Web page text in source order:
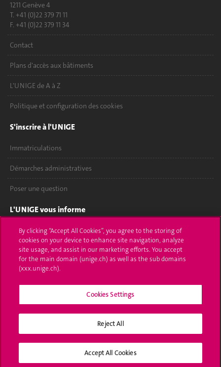
1211 Genève 4
T. +41 (0)22 379 71 11
F. +41 (0)22 379 11 34
Contact
Plans d'accès aux bâtiments
L'UNIGE de A à Z
Politique et configuration des cookies
S'inscrire à l'UNIGE
Immatriculations
Démarches administratives
Poser une question
L'UNIGE vous informe
UNIGE Mobile
Médias
Offres d'emploi
Calendrier académique
Médias sociaux UNIGE
By clicking “Accept All Cookies”, you agree to the storing of
cookies on your device to enhance site navigation, analyze
site usage, and assist in our marketing efforts. You accept
for the main domain (unige.ch) as well as the sub domains
(xxx.unige.ch).
Cookies Settings
Reject All
Accept All Cookies